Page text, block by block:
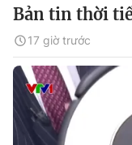
Bản tin thời
17 giờ trước